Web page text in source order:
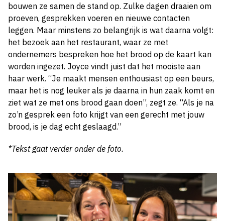
bouwen ze samen de stand op. Zulke dagen draaien om
proeven, gesprekken voeren en nieuwe contacten
leggen. Maar minstens zo belangrijk is wat daarna volgt:
het bezoek aan het restaurant, waar ze met
ondernemers bespreken hoe het brood op de kaart kan
worden ingezet. Joyce vindt juist dat het mooiste aan
haar werk. “Je maakt mensen enthousiast op een beurs,
maar het is nog leuker als je daarna in hun zaak komt en
ziet wat ze met ons brood gaan doen”, zegt ze. “Als je na
zo’n gesprek een foto krijgt van een gerecht met jouw
brood, is je dag echt geslaagd.”
*Tekst gaat verder onder de foto.